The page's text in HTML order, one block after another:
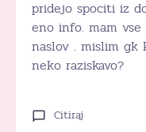
pridejo spociti iz
eno info. mam
naslov . mislim gk
neko raziskavo?
Citiraj